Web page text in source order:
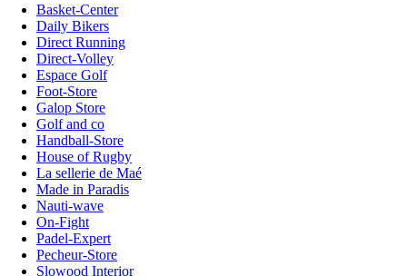
Basket-Center
Daily Bikers
Direct Running
Direct-Volley
Espace Golf
Foot-Store
Galop Store
Golf and co
Handball-Store
House of Rugby
La sellerie de Maé
Made in Paradis
Nauti-wave
On-Fight
Padel-Expert
Pecheur-Store
Slowood Interior